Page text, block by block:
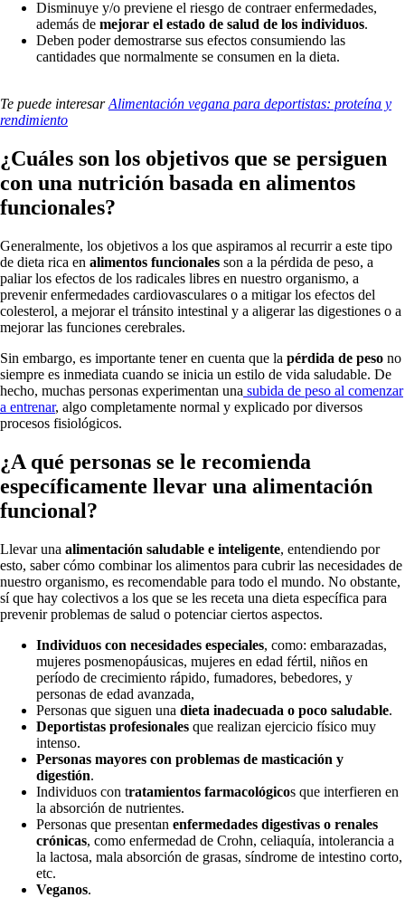
Disminuye y/o previene el riesgo de contraer enfermedades,
además de mejorar el estado de salud de los individuos.
Deben poder demostrarse sus efectos consumiendo las
cantidades que normalmente se consumen en la dieta.
Te puede interesarAlimentación vegana para deportistas: proteína y
rendimiento
¿Cuáles son los objetivos que se persiguen
con una nutrición basada en alimentos
funcionales?
Generalmente, los objetivos a los que aspiramos al recurrir a este tipo
de dieta rica en alimentos funcionales son a la pérdida de peso, a
paliar los efectos de los radicales libres en nuestro organismo, a
prevenir enfermedades cardiovasculares o a mitigar los efectos del
colesterol, a mejorar el tránsito intestinal y a aligerar las digestiones o a
mejorar las funciones cerebrales.
Sin embargo, es importante tener en cuenta que la pérdida de peso no
siempre es inmediata cuando se inicia un estilo de vida saludable. De
hecho, muchas personas experimentan una subida de peso al comenzar
a entrenar, algo completamente normal y explicado por diversos
procesos fisiológicos.
¿A qué personas se le recomienda
específicamente llevar una alimentación
funcional?
Llevar una alimentación saludable e inteligente, entendiendo por
esto, saber cómo combinar los alimentos para cubrir las necesidades de
nuestro organismo, es recomendable para todo el mundo. No obstante,
sí que hay colectivos a los que se les receta una dieta específica para
prevenir problemas de salud o potenciar ciertos aspectos.
Individuos con necesidades especiales, como: embarazadas,
mujeres posmenopáusicas, mujeres en edad fértil, niños en
período de crecimiento rápido, fumadores, bebedores, y
personas de edad avanzada,
Personas que siguen una dieta inadecuada o poco saludable.
Deportistas profesionales que realizan ejercicio físico muy
intenso.
Personas mayores con problemas de masticación y
digestión.
Individuos con tratamientos farmacológicos que interfieren en
la absorción de nutrientes.
Personas que presentan enfermedades digestivas o renales
crónicas, como enfermedad de Crohn, celiaquía, intolerancia a
la lactosa, mala absorción de grasas, síndrome de intestino corto,
etc.
Veganos.